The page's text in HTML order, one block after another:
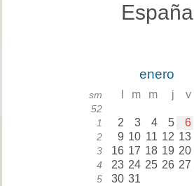
España
enero
sm m m j v
52
1 2 3 4 5 6
2 9 10 11 12 13
3 16 17 18 19 20
4 23 24 25 26 27
5 30 31